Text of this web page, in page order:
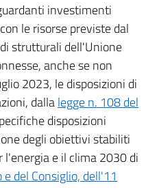
investimenti
le risorse previste dal
strutturali dell'Unione
anche se non
2023, le disposizioni di
dallalegge n. 108 del
disposizioni
degli obiettivi stabiliti
l'energia e il clima 2030 di
del Consiglio, dell'11